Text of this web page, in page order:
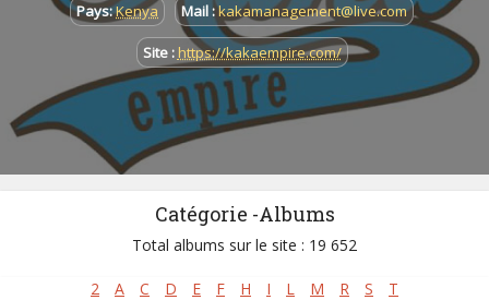
Pays:Kenya Mail :kakamanagement@live.com
Site : https://kakaempire.com/
Catégorie -Albums
Total albums sur le site : 19 652
2 A C D E F H I L M R S T